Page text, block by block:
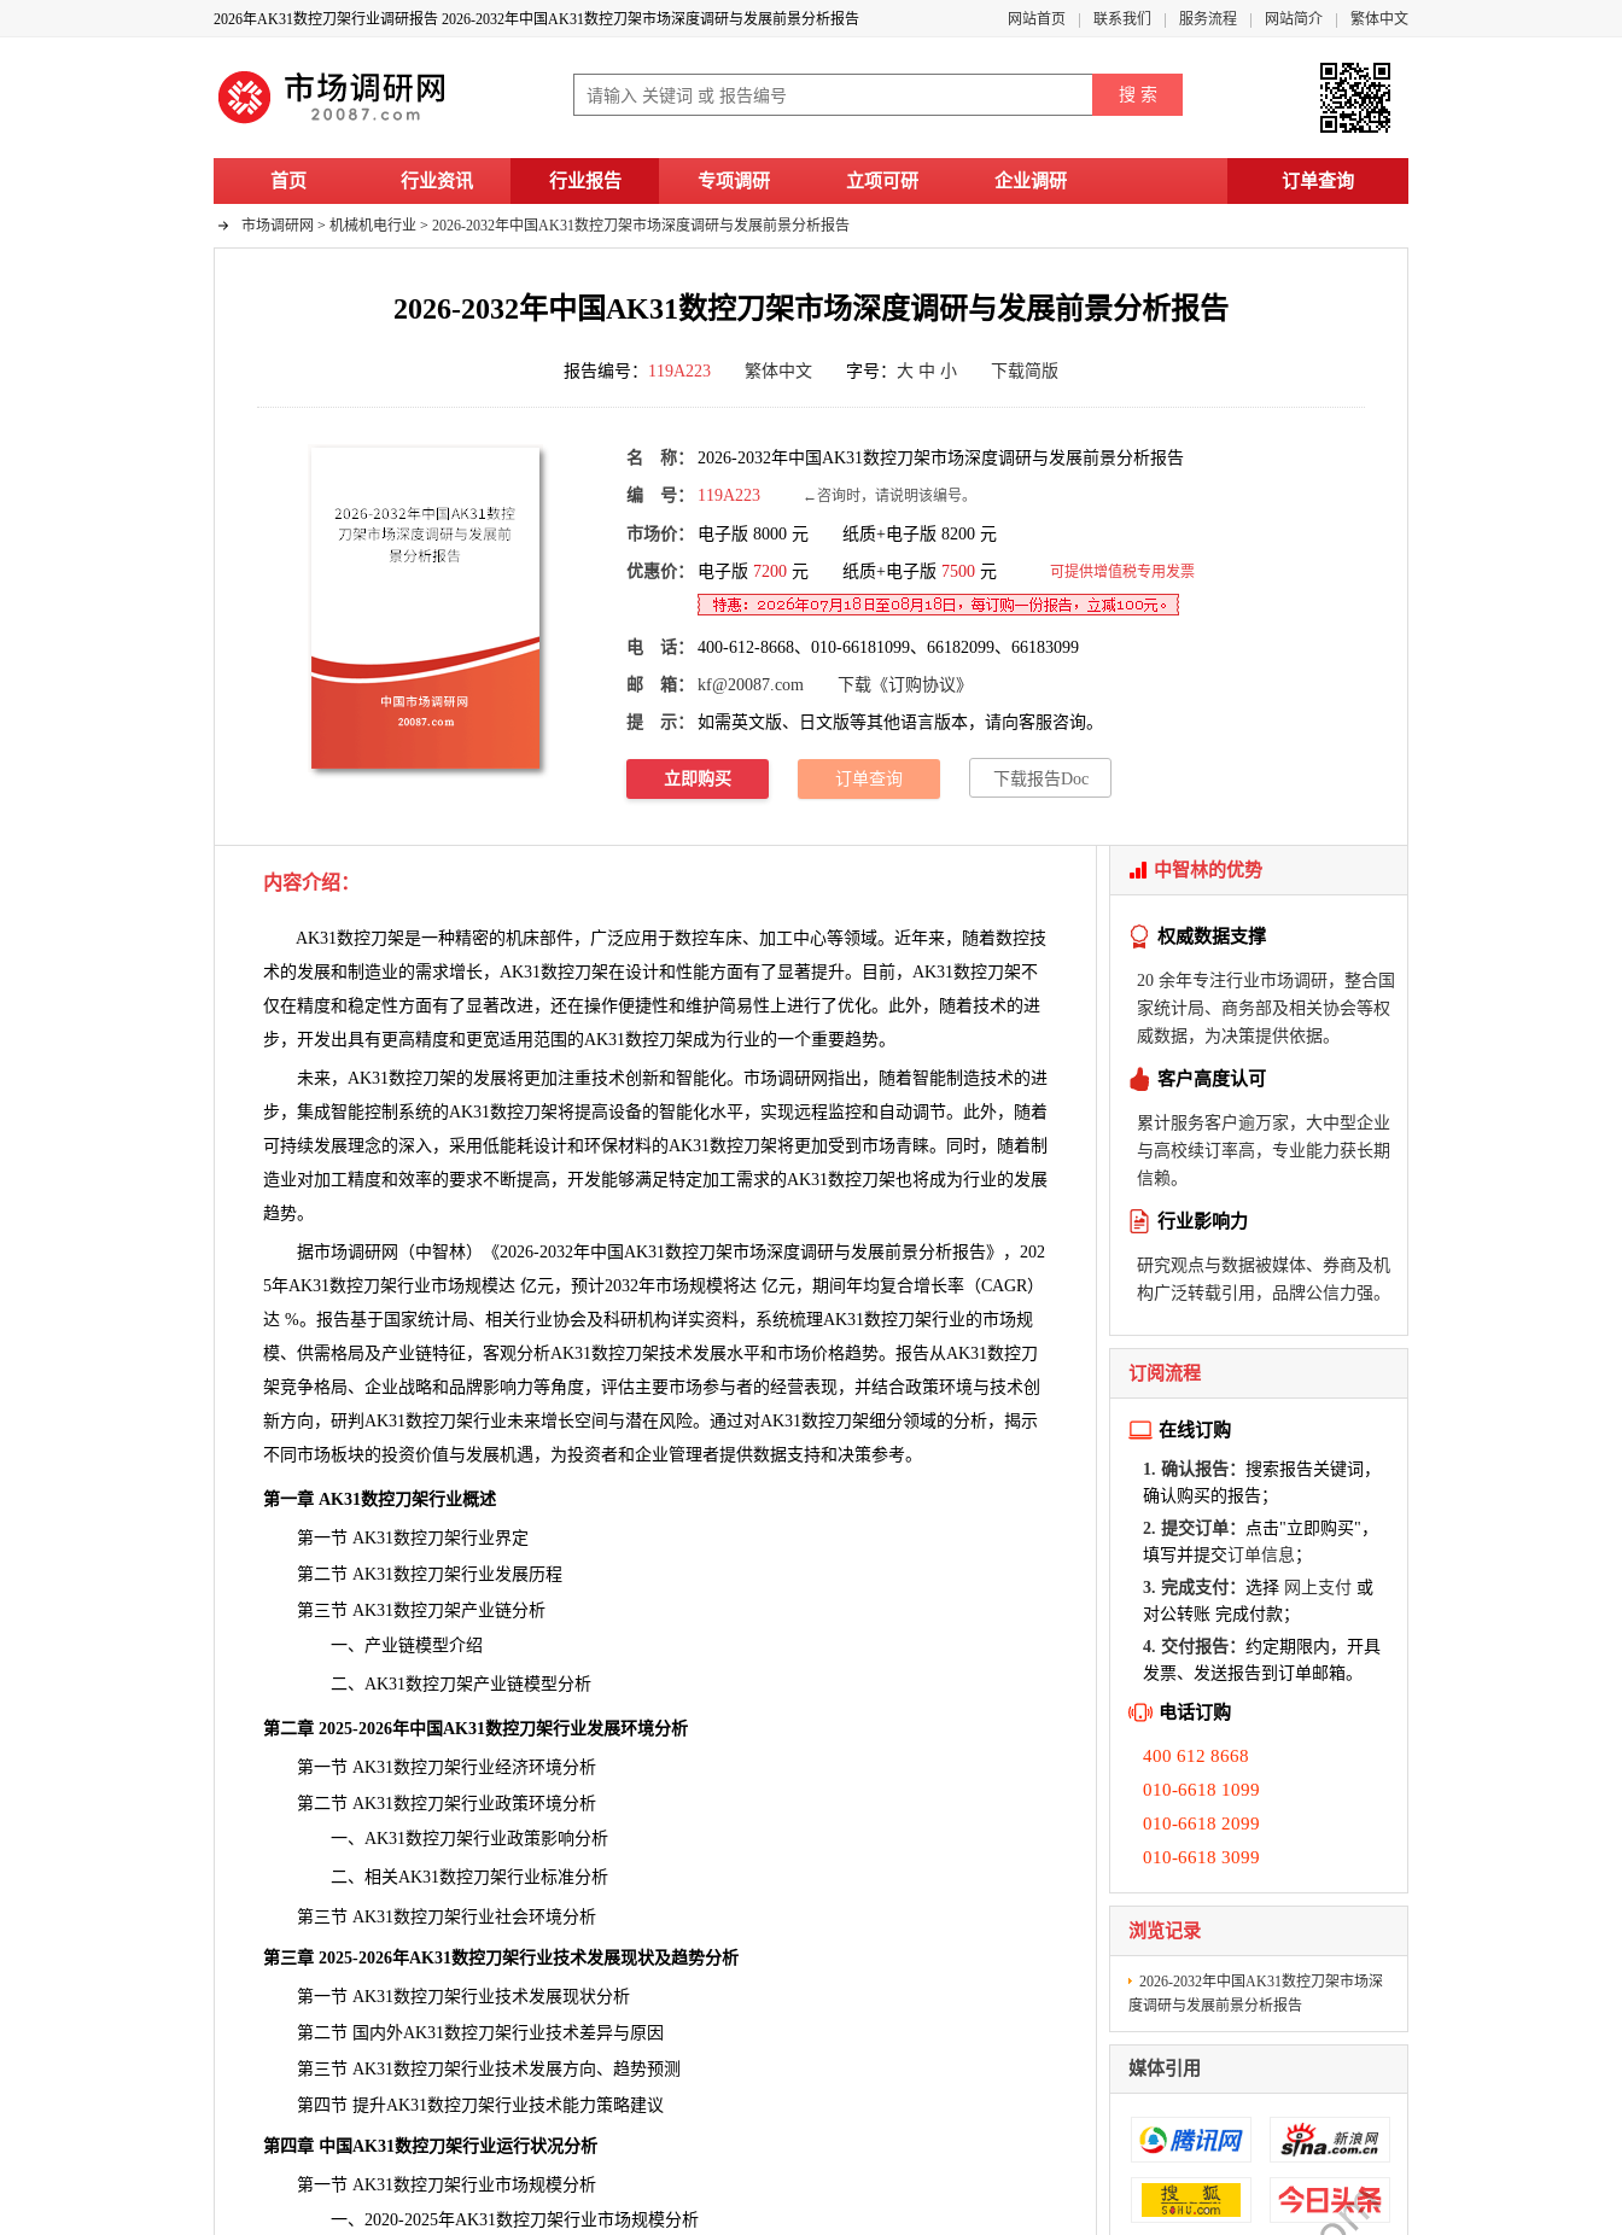
2026年AK31数控刀架行业调研报告 2026-2032年中国AK31数控刀架市场深度调研与发展前景分析报告 网站首页 联系我们 服务流程 网站简介 繁体中文
首页 行业资讯 行业报告 专项调研 立项可研 企业调研 订单查询
市场调研网 > 机械机电行业 > 2026-2032年中国AK31数控刀架市场深度调研与发展前景分析报告
2026-2032年中国AK31数控刀架市场深度调研与发展前景分析报告
报告编号： 119A223 繁体中文 字号： 大 中 小 下载简版
名 称： 2026-2032年中国AK31数控刀架市场深度调研与发展前景分析报告
编 号： 119A223 ←咨询时，请说明该编号。
市场价： 电子版 8000 元 纸质+电子版 8200 元
优惠价： 电子版 7200 元 纸质+电子版 7500 元 可提供增值税专用发票
电 话： 400-612-8668、010-66181099、66182099、66183099
邮 箱： kf@20087.com 下载《订购协议》
提 示： 如需英文版、日文版等其他语言版本，请向客服咨询。
立即购买 订单查询 下载报告Doc
内容介绍：
AK31数控刀架是一种精密的机床部件，广泛应用于数控车床、加工中心等领域。近年来，随着数控技
术的发展和制造业的需求增长，AK31数控刀架在设计和性能方面有了显著提升。目前，AK31数控刀架不
仅在精度和稳定性方面有了显著改进，还在操作便捷性和维护简易性上进行了优化。此外，随着技术的进
步，开发出具有更高精度和更宽适用范围的AK31数控刀架成为行业的一个重要趋势。
未来，AK31数控刀架的发展将更加注重技术创新和智能化。 市场调研网 指出，随着智能制造技术的进
步，集成智能控制系统的AK31数控刀架将提高设备的智能化水平，实现远程监控和自动调节。此外，随着
可持续发展理念的深入，采用低能耗设计和环保材料的AK31数控刀架将更加受到市场青睐。同时，随着制
造业对加工精度和效率的要求不断提高，开发能够满足特定加工需求的AK31数控刀架也将成为行业的发展
趋势。
据市场调研网（中智林）《2026-2032年中国AK31数控刀架市场深度调研与发展前景分析报告》，202
5年AK31数控刀架行业市场规模达 亿元，预计2032年市场规模将达 亿元，期间年均复合增长率（CAGR）
达 %。报告基于国家统计局、相关行业协会及科研机构详实资料，系统梳理AK31数控刀架行业的市场规
模、供需格局及产业链特征，客观分析AK31数控刀架技术发展水平和市场价格趋势。报告从AK31数控刀
架竞争格局、企业战略和品牌影响力等角度，评估主要市场参与者的经营表现，并结合政策环境与技术创
新方向，研判AK31数控刀架行业未来增长空间与潜在风险。通过对AK31数控刀架细分领域的分析，揭示
不同市场板块的投资价值与发展机遇，为投资者和企业管理者提供数据支持和决策参考。
第一章 AK31数控刀架行业概述
第一节 AK31数控刀架行业界定
第二节 AK31数控刀架行业发展历程
第三节 AK31数控刀架产业链分析
一、产业链模型介绍
二、AK31数控刀架产业链模型分析
第二章 2025-2026年中国AK31数控刀架行业发展环境分析
第一节 AK31数控刀架行业经济环境分析
第二节 AK31数控刀架行业政策环境分析
一、AK31数控刀架行业政策影响分析
二、相关AK31数控刀架行业标准分析
第三节 AK31数控刀架行业社会环境分析
第三章 2025-2026年AK31数控刀架行业技术发展现状及趋势分析
第一节 AK31数控刀架行业技术发展现状分析
第二节 国内外AK31数控刀架行业技术差异与原因
第三节 AK31数控刀架行业技术发展方向、趋势预测
第四节 提升AK31数控刀架行业技术能力策略建议
第四章 中国AK31数控刀架行业运行状况分析
第一节 AK31数控刀架行业市场规模分析
一、2020-2025年AK31数控刀架行业市场规模分析
中智林的优势
权威数据支撑
20 余年专注行业市场调研，整合国
家统计局、商务部及相关协会等权
威数据，为决策提供依据。
客户高度认可
累计服务客户逾万家，大中型企业
与高校续订率高，专业能力获长期
信赖。
行业影响力
研究观点与数据被媒体、券商及机
构广泛转载引用，品牌公信力强。
订阅流程
在线订购
1. 确认报告： 搜索报告关键词，
确认购买的报告；
2. 提交订单： 点击"立即购买"，
填写并提交订单信息 ；
3. 完成支付： 选择 网上支付 或
对公转账 完成付款；
4. 交付报告： 约定期限内，开具
发票、发送报告到订单邮箱。
电话订购
400 612 8668
010-6618 1099
010-6618 2099
010-6618 3099
浏览记录
2026-2032年中国AK31数控刀架市场深
度调研与发展前景分析报告
媒体引用